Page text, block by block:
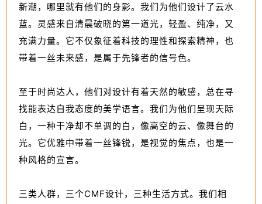
新潮，哪里就有他们的身影。我们为他们设计了云水
蓝。灵感来自清晨破晓的第一道光，轻盈、纯净，又
充满力量。它不仅象征着科技的理性和探索精神，也
带着一丝未来感，是属于先锋者的信号色。
至于时尚达人，他们对设计有着天然的敏感，总在寻
找能表达自我态度的美学语言。我们为他们呈现天际
白，一种干净却不单调的白，像高空的云、像舞台的
光。它优雅中带着一丝锋锐，是视觉的焦点，也是一
种风格的宣言。
三类人群，三个CMF设计，三种生活方式。我们相